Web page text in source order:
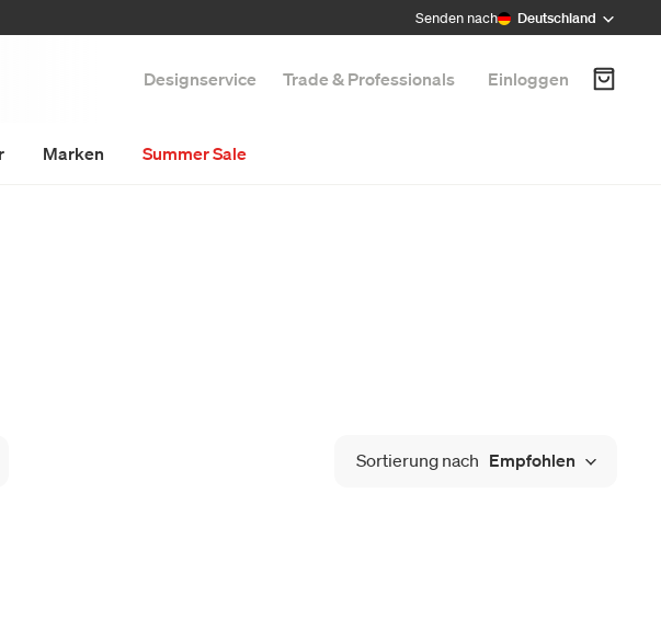
Senden nach Deutschland
Designservice Trade & Professionals Einloggen
Marken Summer Sale
Sortierung nach Empfohlen